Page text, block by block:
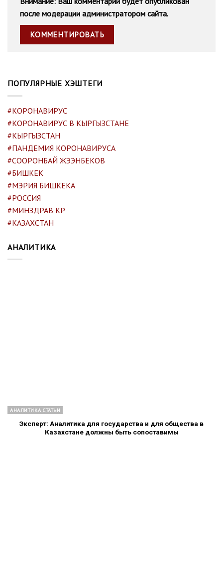
после модерации администратором сайта.
ПОПУЛЯРНЫЕ ХЭШТЕГИ
#КОРОНАВИРУС
#КОРОНАВИРУС В КЫРГЫЗСТАНЕ
#КЫРГЫЗСТАН
#ПАНДЕМИЯ КОРОНАВИРУСА
#СООРОНБАЙ ЖЭЭНБЕКОВ
#БИШКЕК
#МЭРИЯ БИШКЕКА
#РОССИЯ
#МИНЗДРАВ КР
#КАЗАХСТАН
АНАЛИТИКА
АНАЛИТИКА СТАТЬИ
Эксперт: Аналитика для государства и для общества в
Казахстане должны быть сопоставимы